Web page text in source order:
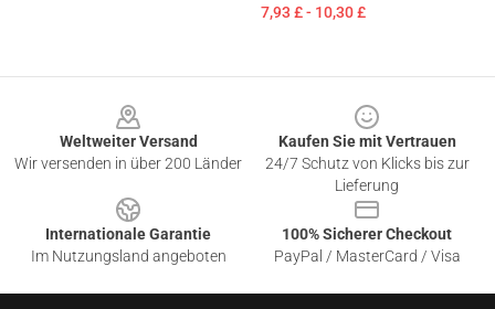
7,93 £ - 10,30 £
Weltweiter Versand
Wir versenden in über 200 Länder
Kaufen Sie mit Vertrauen
24/7 Schutz von Klicks bis zur
Lieferung
Internationale Garantie
Im Nutzungsland angeboten
100% Sicherer Checkout
PayPal / MasterCard / Visa